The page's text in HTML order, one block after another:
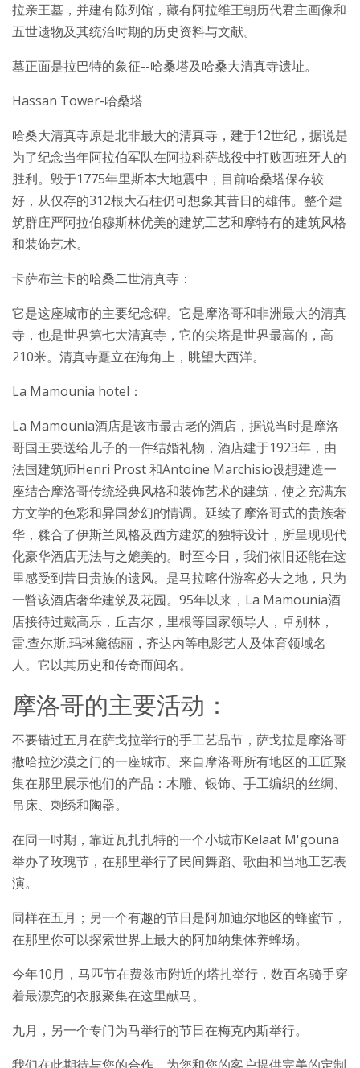
拉亲王墓，并建有陈列馆，藏有阿拉维王朝历代君主画像和
五世遗物及其统治时期的历史资料与文献。
墓正面是拉巴特的象征--哈桑塔及哈桑大清真寺遗址。
Hassan Tower-哈桑塔
哈桑大清真寺原是北非最大的清真寺，建于12世纪，据说是
为了纪念当年阿拉伯军队在阿拉科萨战役中打败西班牙人的
胜利。毁于1775年里斯本大地震中，目前哈桑塔保存较
好，从仅存的312根大石柱仍可想象其昔日的雄伟。整个建
筑群庄严阿拉伯穆斯林优美的建筑工艺和摩特有的建筑风格
和装饰艺术。
卡萨布兰卡的哈桑二世清真寺：
它是这座城市的主要纪念碑。它是摩洛哥和非洲最大的清真
寺，也是世界第七大清真寺，它的尖塔是世界最高的，高
210米。清真寺矗立在海角上，眺望大西洋。
La Mamounia hotel：
La Mamounia酒店是该市最古老的酒店，据说当时是摩洛
哥国王要送给儿子的一件结婚礼物，酒店建于1923年，由
法国建筑师Henri Prost 和Antoine Marchisio设想建造一
座结合摩洛哥传统经典风格和装饰艺术的建筑，使之充满东
方文学的色彩和异国梦幻的情调。延续了摩洛哥式的贵族奢
华，糅合了伊斯兰风格及西方建筑的独特设计，所呈现现代
化豪华酒店无法与之媲美的。时至今日，我们依旧还能在这
里感受到昔日贵族的遗风。是马拉喀什游客必去之地，只为
一瞥该酒店奢华建筑及花园。95年以来，La Mamounia酒
店接待过戴高乐，丘吉尔，里根等国家领导人，卓别林，
雷.查尔斯,玛琳黛德丽，齐达内等电影艺人及体育领域名
人。它以其历史和传奇而闻名。
摩洛哥的主要活动：
不要错过五月在萨戈拉举行的手工艺品节，萨戈拉是摩洛哥
撒哈拉沙漠之门的一座城市。来自摩洛哥所有地区的工匠聚
集在那里展示他们的产品：木雕、银饰、手工编织的丝绸、
吊床、刺绣和陶器。
在同一时期，靠近瓦扎扎特的一个小城市Kelaat M'gouna
举办了玫瑰节，在那里举行了民间舞蹈、歌曲和当地工艺表
演。
同样在五月；另一个有趣的节日是阿加迪尔地区的蜂蜜节，
在那里你可以探索世界上最大的阿加纳集体养蜂场。
今年10月，马匹节在费兹市附近的塔扎举行，数百名骑手穿
着最漂亮的衣服聚集在这里献马。
九月，另一个专门为马举行的节日在梅克内斯举行。